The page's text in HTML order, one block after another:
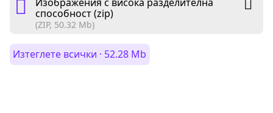
способност (zip)
(ZIP, 50.32 Mb)
Изтеглете всички · 52.28 Mb